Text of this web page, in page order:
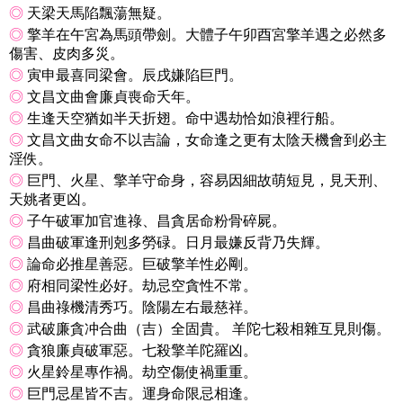
◎ 天梁天馬陷飄蕩無疑。
◎ 擎羊在午宮為馬頭帶劍。大體子午卯酉宮擎羊遇之必然多
傷害、皮肉多災。
◎ 寅申最喜同梁會。辰戌嫌陷巨門。
◎ 文昌文曲會廉貞喪命夭年。
◎ 生逢天空猶如半天折翅。命中遇劫恰如浪裡行船。
◎ 文昌文曲女命不以吉論，女命逢之更有太陰天機會到必主
淫佚。
◎ 巨門、火星、擎羊守命身，容易因細故萌短見，見天刑、
天姚者更凶。
◎ 子午破軍加官進祿、昌貪居命粉骨碎屍。
◎ 昌曲破軍逢刑剋多勞碌。日月最嫌反背乃失輝。
◎ 論命必推星善惡。巨破擎羊性必剛。
◎ 府相同梁性必好。劫忌空貪性不常。
◎ 昌曲祿機清秀巧。陰陽左右最慈祥。
◎ 武破廉貪冲合曲（吉）全固貴。 羊陀七殺相雜互見則傷。
◎ 貪狼廉貞破軍惡。七殺擎羊陀羅凶。
◎ 火星鈴星專作禍。劫空傷使禍重重。
◎ 巨門忌星皆不吉。運身命限忌相逢。